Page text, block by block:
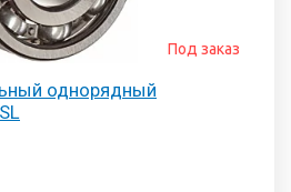
однорядный
Под заказ